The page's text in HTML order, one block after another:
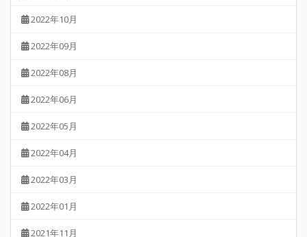
2022年10月
2022年09月
2022年08月
2022年06月
2022年05月
2022年04月
2022年03月
2022年01月
2021年11月